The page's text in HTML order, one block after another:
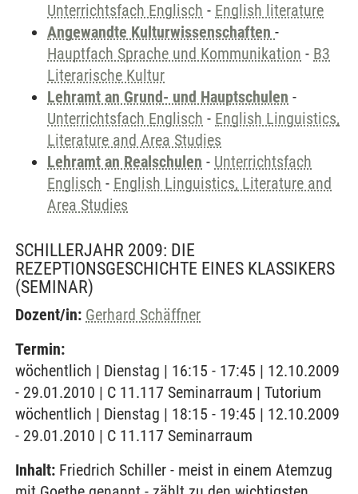
Unterrichtsfach Englisch - English literature
Angewandte Kulturwissenschaften -
Hauptfach Sprache und Kommunikation - B3
Literarische Kultur
Lehramt an Grund- und Hauptschulen -
Unterrichtsfach Englisch - English Linguistics,
Literature and Area Studies
Lehramt an Realschulen - Unterrichtsfach
Englisch - English Linguistics, Literature and
Area Studies
SCHILLERJAHR 2009: DIE
REZEPTIONSGESCHICHTE EINES KLASSIKERS
(SEMINAR)
Dozent/in: Gerhard Schäffner
Termin:
wöchentlich | Dienstag | 16:15 - 17:45 | 12.10.2009
- 29.01.2010 | C 11.117 Seminarraum | Tutorium
wöchentlich | Dienstag | 18:15 - 19:45 | 12.10.2009
- 29.01.2010 | C 11.117 Seminarraum
Inhalt: Friedrich Schiller - meist in einem Atemzug